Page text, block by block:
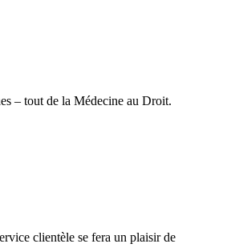
– tout de la Médecine au Droit.
clientèle se fera un plaisir de